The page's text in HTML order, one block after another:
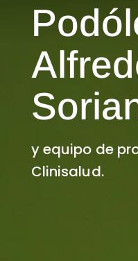
y equipo de
Clinisalud.